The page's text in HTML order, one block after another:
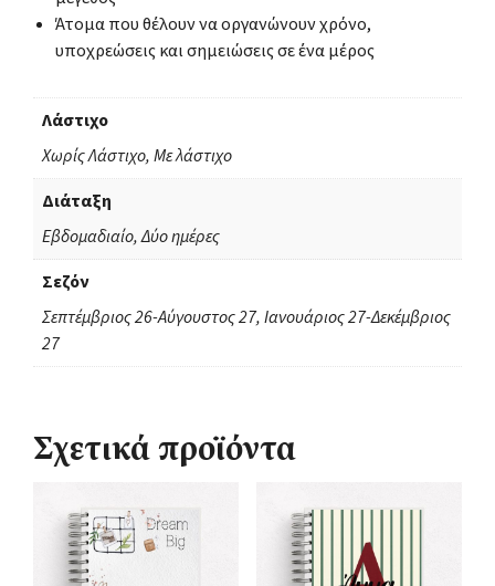
Άτομα που θέλουν να οργανώνουν χρόνο,
υποχρεώσεις και σημειώσεις σε ένα μέρος
Λάστιχο
Χωρίς Λάστιχο, Με λάστιχο
Διάταξη
Εβδομαδιαίο, Δύο ημέρες
Σεζόν
Σεπτέμβριος 26-Αύγουστος 27, Ιανουάριος 27-Δεκέμβριος
27
Σχετικά προϊόντα